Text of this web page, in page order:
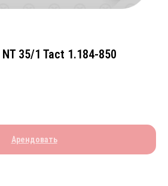
35/1 Tact 1.184-850
Арендовать